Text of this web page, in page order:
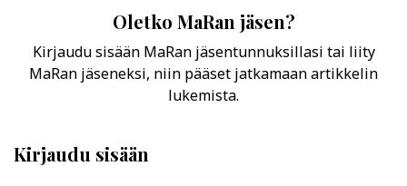
Oletko MaRan jäsen?
Kirjaudu sisään MaRan jäsentunnuksillasi tai liity
MaRan jäseneksi, niin pääset jatkamaan artikkelin
lukemista.
Kirjaudu sisään